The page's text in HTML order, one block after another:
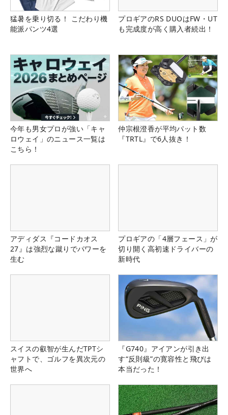
猛暑を乗り切る！ こだわり機
能派パンツ4選
プロギアのRS DUOはFW・UT
も完成度が高く購入者続出！
今年も男女プロが強い「キャ
ロウェイ」のニュース一覧は
こちら！
仲宗根澄香が平均パット数
『TRTL』で6人抜き！
アディダス『コードカオス
27』は強烈な蹴りでパワーを
生む
プロギアの「4層フェース」が
切り開く高初速ドライバーの
新時代
スイスの叡智が生んだTPTシ
ャフトで、ゴルフを異次元の
世界へ
『G740』アイアンが引き出
す“反則級”の寛容性と飛びは
本当だった！